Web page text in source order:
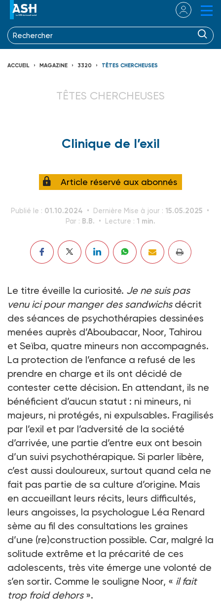
ACCUEIL MAGAZINE 3320 TÊTES CHERCHEUSES
TÊTES CHERCHEUSES
Clinique de l’exil
Article réservé aux abonnés
Publié le : 01.10.2024 Dernière Mise à jour : 15.05.2025
Par : B.B. Lecture : 1 min.
Le titre éveille la curiosité. Je ne suis pas
venu ici pour manger des sandwichsdécrit
des séances de psychothérapies dessinées
menées auprès d’Aboubacar, Noor, Tahirou
et Seïba, quatre mineurs non accompagnés.
La protection de l’enfance a refusé de les
prendre en charge et ils ont décidé de
contester cette décision. En attendant, ils ne
bénéficient d’aucun statut : ni mineurs, ni
majeurs, ni protégés, ni expulsables. Fragilisés
par l’exil et par l’adversité de la société
d’arrivée, une partie d’entre eux ont besoin
d’un suivi psychothérapique. Si parler libère,
c’est aussi douloureux, surtout quand cela ne
fait pas partie de sa culture d’origine. Mais
en accueillant leurs récits, leurs difficultés,
leurs angoisses, la psychologue Léa Renard
sème au fil des consultations les graines
d’une (re)construction possible. Car, malgré la
solitude extrême et la précarité de ces
adolescents, très vite émerge une volonté de
s’en sortir. Comme le souligne Noor, « il fait
trop froid dehors».